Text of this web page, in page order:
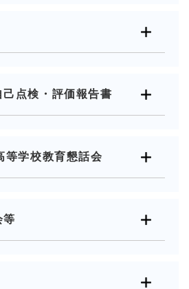
点検・評価報告書
等学校教育懇話会
等